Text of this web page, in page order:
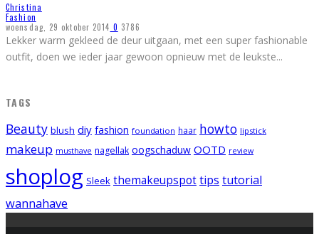
Christina
Fashion
woensdag, 29 oktober 2014 0 3786
Lekker warm gekleed de deur uitgaan, met een super fashionable
outfit, doen we ieder jaar gewoon opnieuw met de leukste...
TAGS
Beauty blush diy fashion foundation haar howto lipstick
makeup musthave nagellak oogschaduw OOTD review
shoplog Sleek themakeupspottips tutorial
wannahave